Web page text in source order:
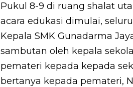
Pukul 8-9 di ruang shalat
acara edukasi dimulai,
Kepala SMK Gunadarma
sambutan oleh kepala
pemateri kepada kepada
bertanya kepada pemateri,